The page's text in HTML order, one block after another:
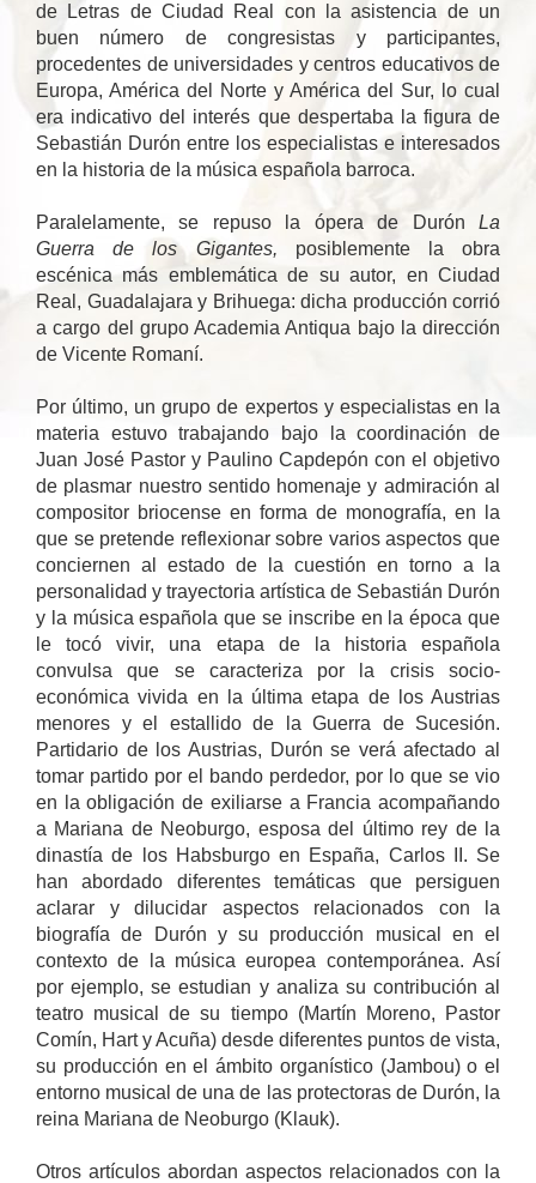
de Letras de Ciudad Real con la asistencia de un
buen número de congresistas y participantes,
procedentes de universidades y centros educativos de
Europa, América del Norte y América del Sur, lo cual
era indicativo del interés que despertaba la figura de
Sebastián Durón entre los especialistas e interesados
en la historia de la música española barroca.
Paralelamente, se repuso la ópera de Durón La
Guerra de los Gigantes, posiblemente la obra
escénica más emblemática de su autor, en Ciudad
Real, Guadalajara y Brihuega: dicha producción corrió
a cargo del grupo Academia Antiqua bajo la dirección
de Vicente Romaní.
Por último, un grupo de expertos y especialistas en la
materia estuvo trabajando bajo la coordinación de
Juan José Pastor y Paulino Capdepón con el objetivo
de plasmar nuestro sentido homenaje y admiración al
compositor briocense en forma de monografía, en la
que se pretende reflexionar sobre varios aspectos que
conciernen al estado de la cuestión en torno a la
personalidad y trayectoria artística de Sebastián Durón
y la música española que se inscribe en la época que
le tocó vivir, una etapa de la historia española
convulsa que se caracteriza por la crisis socio-
económica vivida en la última etapa de los Austrias
menores y el estallido de la Guerra de Sucesión.
Partidario de los Austrias, Durón se verá afectado al
tomar partido por el bando perdedor, por lo que se vio
en la obligación de exiliarse a Francia acompañando
a Mariana de Neoburgo, esposa del último rey de la
dinastía de los Habsburgo en España, Carlos II. Se
han abordado diferentes temáticas que persiguen
aclarar y dilucidar aspectos relacionados con la
biografía de Durón y su producción musical en el
contexto de la música europea contemporánea. Así
por ejemplo, se estudian y analiza su contribución al
teatro musical de su tiempo (Martín Moreno, Pastor
Comín, Hart y Acuña) desde diferentes puntos de vista,
su producción en el ámbito organístico (Jambou) o el
entorno musical de una de las protectoras de Durón, la
reina Mariana de Neoburgo (Klauk).
Otros artículos abordan aspectos relacionados con la